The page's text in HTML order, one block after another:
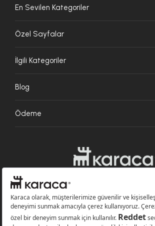
En Sevilen Kategoriler
Özel Sayfalar
İlgili Kategoriler
Blog
Ödeme